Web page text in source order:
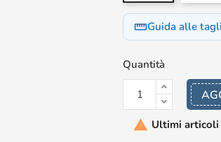
straightenGuida alle
Quantità
 Ultimi articoli